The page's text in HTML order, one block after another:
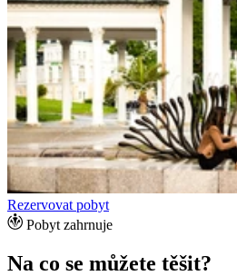
Rezervovat pobyt
Pobyt zahrnuje
Na co se můžete těšit?